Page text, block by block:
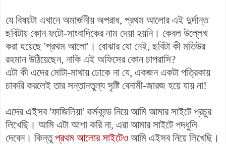
যে বিষয়টা এখানে অমার্জনীয় অপরাধ, প্রথম আলোর এই দুর্দান্ত
ছবিটায় কোন ফটো-সাংবাদিকের নাম দেয়া হয়নি। কেবল উল্লেখ
করা হয়েছে 'প্রথম আলো'। বোঝার যো নেই, ছবিটা কী মতিউর
রহমান উঠিয়েছেন, নাকি এই অফিসের কোন চাপরাসি?
এটা কী এদের মোটা-মাথায় ঢোকে না যে, একজন একটা পত্রিকায়
চাকরি করলেই তার সন্তানতুল্য সৃষ্টি বেনামী-জারজ হয়ে যায় না!
এদের এইসব 'ফাজিলিয়া' কর্মকান্ড নিয়ে আমি আমার সাইটে প্রচুর
লিখেছি। আমি এটা আশা করি না, এরা আমার সাইটে পদধুলি
দেবেন। কিন্তুপ্রথম আলোর সাইটেও আমি এইসব নিয়ে লিখেছি।